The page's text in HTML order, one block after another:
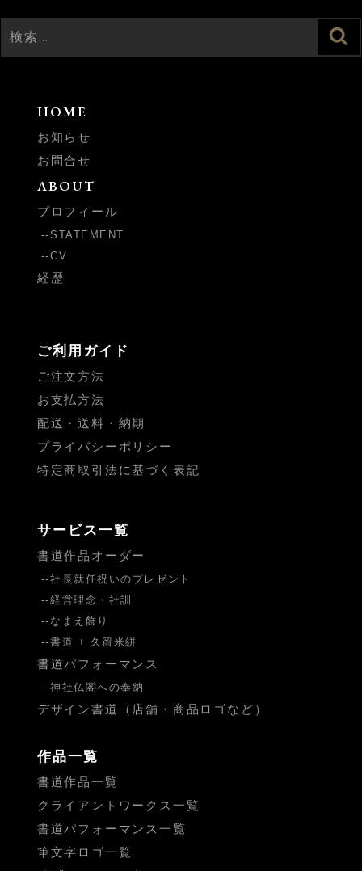
検
索:
HOME
お知らせ
お問合せ
ABOUT
プロフィール
STATEMENT
CV
経歴
ご利用ガイド
ご注文方法
お支払方法
配送・送料・納期
プライバシーポリシー
特定商取引法に基づく表記
サービス一覧
書道作品オーダー
社長就任祝いのプレゼント
経営理念・社訓
なまえ飾り
書道 + 久留米絣
書道パフォーマンス
神社仏閣への奉納
デザイン書道（店舗・商品ロゴなど）
作品一覧
書道作品一覧
クライアントワークス一覧
書道パフォーマンス一覧
筆文字ロゴ一覧